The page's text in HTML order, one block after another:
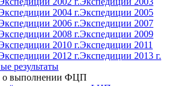
2004 г.Экспедиции 2005
2006 г.Экспедиции 2007
2008 г.Экспедиции 2009
2010 г.Экспедиции 2011
2012 г.Экспедиции 2013 г.
результаты
о выполнении ФЦП